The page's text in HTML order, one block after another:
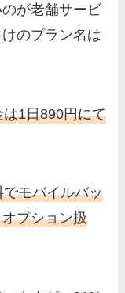
が老舗サービ
のプラン名は
1日890円にて
モバイルバッ
プション扱